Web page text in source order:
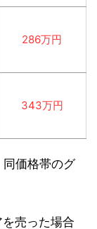
286万円
343万円
価格帯のグ
売った場合